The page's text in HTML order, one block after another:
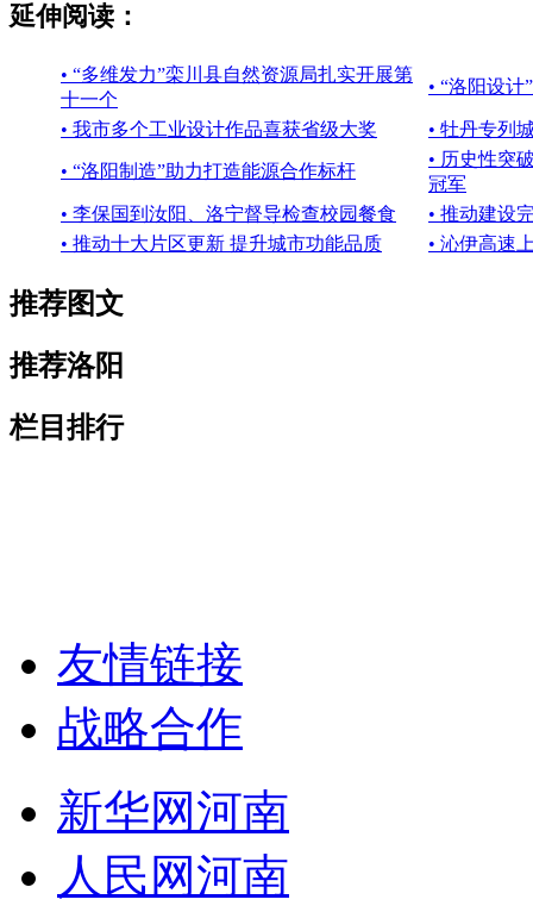
延伸阅读：
• “多维发力”栾川县自然资源局扎实开展第
十一个
• “洛阳设计
• 我市多个工业设计作品喜获省级大奖 • 牡丹专列
• “洛阳制造”助力打造能源合作标杆
• 历史性突
冠军
• 李保国到汝阳、洛宁督导检查校园餐食
• 推动建设
• 推动十大片区更新 提升城市功能品质
• 沁伊高速
推荐图文
推荐洛阳
栏目排行
友情链接
战略合作
新华网河南
人民网河南